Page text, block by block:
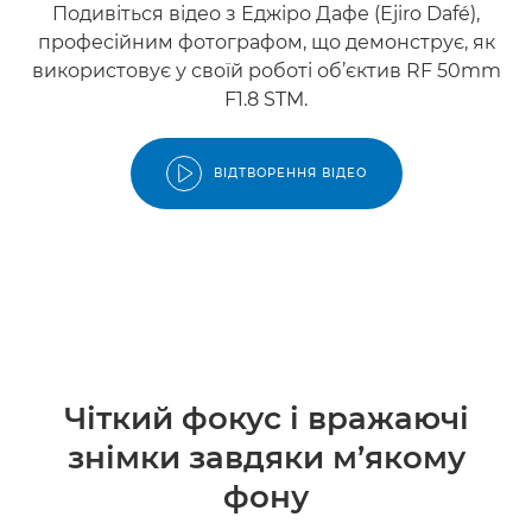
Подивіться відео з Еджіро Дафе (Ejiro Dafé),
професійним фотографом, що демонструє, як
використовує у своїй роботі об’єктив RF 50mm
F1.8 STM.
ВІДТВОРЕННЯ ВІДЕО
Чіткий фокус і вражаючі
знімки завдяки м’якому
фону